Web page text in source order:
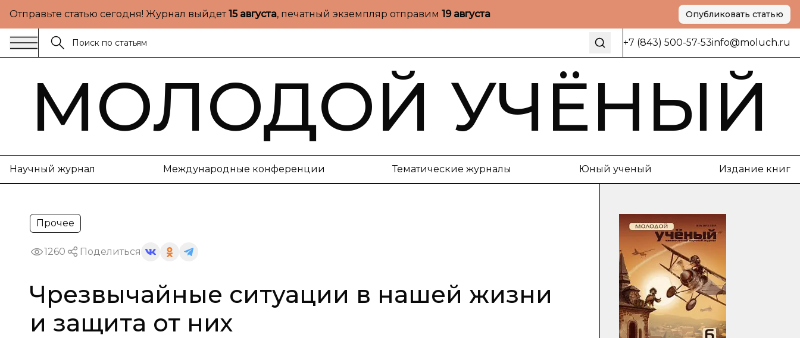
Отправьте статью сегодня! Журнал выйдет15 августа, печатный экземпляр отправим 19 августа Опубликовать статью
+7 (843) 500-57-53info@moluch.ru
МОЛОДОЙ УЧЁНЫЙ
Научный журнал Международные конференции Тематические журналы Юный ученый Издание книг
Прочее
1260 Поделиться
Чрезвычайные ситуации в нашей жизни
и защита от них